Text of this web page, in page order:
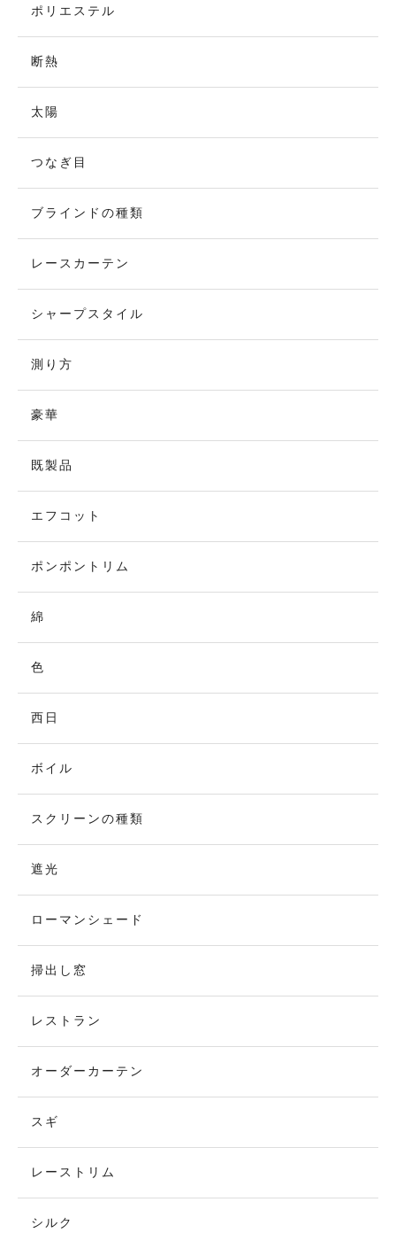
ポリエステル
断熱
太陽
つなぎ目
ブラインドの種類
レースカーテン
シャープスタイル
測り方
豪華
既製品
エフコット
ポンポントリム
綿
色
西日
ボイル
スクリーンの種類
遮光
ローマンシェード
掃出し窓
レストラン
オーダーカーテン
スギ
レーストリム
シルク